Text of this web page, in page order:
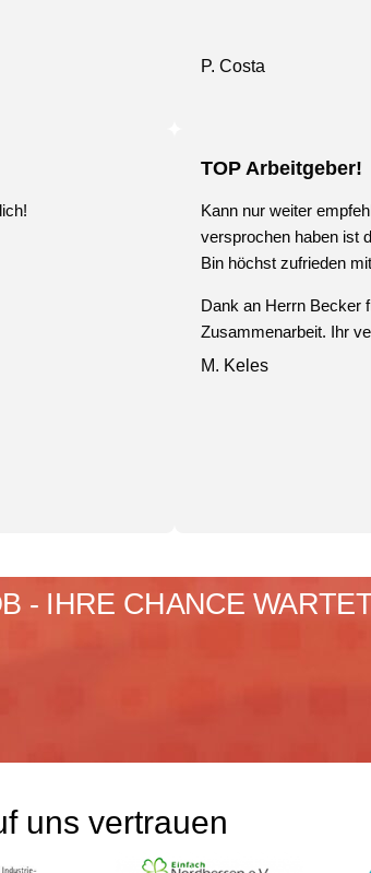
P. Costa
TOP Arbeitgeber!
Kann nur weiter
versprochen haben ist
Bin höchst zufrieden
Dank an Herrn Becker
Zusammenarbeit. Ihr
M. Keles
- IHRE CHANCE
uns vertrauen